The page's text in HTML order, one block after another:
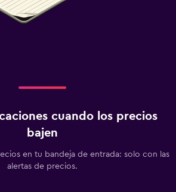
cuando los precios
bajen
en tu bandeja de entrada: solo con las
alertas de precios.